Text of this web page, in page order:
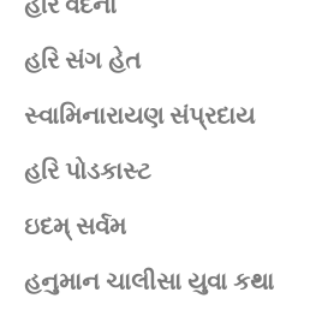
હરિ સંગ હેત
સ્વામિનારાયણ સંપ્રદાય
હરિ પોડકાસ્ટ
ઇદમ્ સર્વમ
હનુમાન ચાલીસા યુવા કથા